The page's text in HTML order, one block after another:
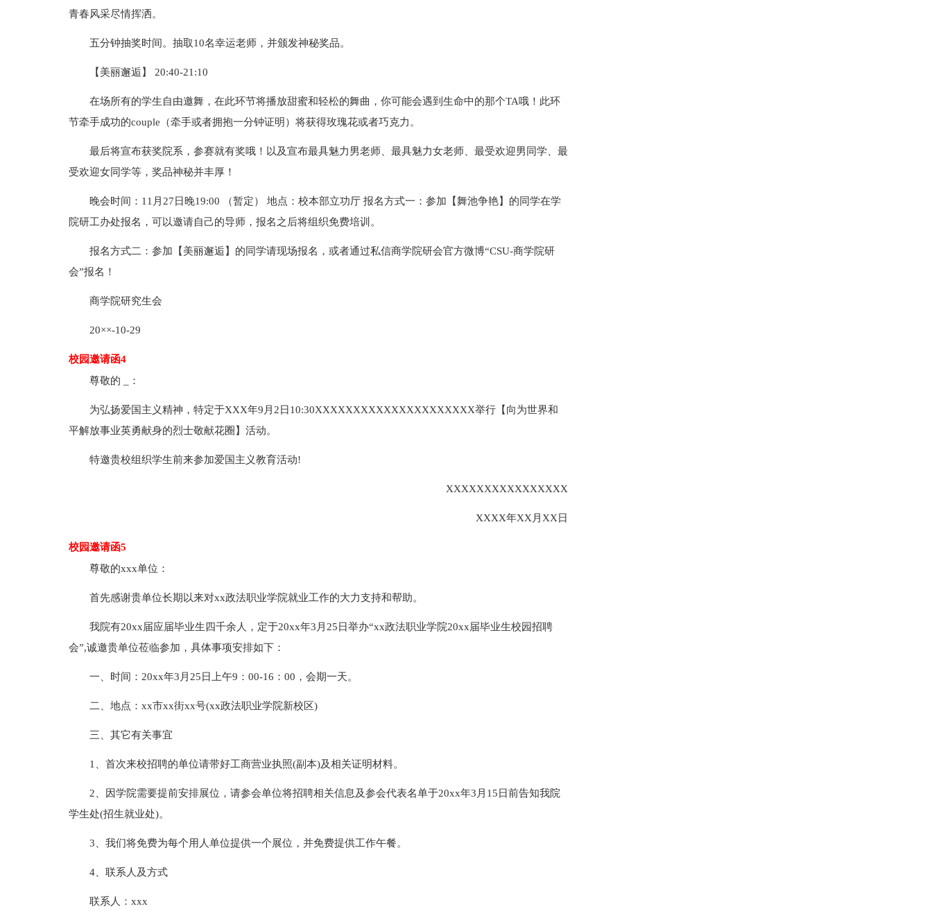
青春风采尽情挥洒。
五分钟抽奖时间。抽取10名幸运老师，并颁发神秘奖品。
【美丽邂逅】 20:40-21:10
在场所有的学生自由邀舞，在此环节将播放甜蜜和轻松的舞曲，你可能会遇到生命中的那个TA哦！此环
节牵手成功的couple（牵手或者拥抱一分钟证明）将获得玫瑰花或者巧克力。
最后将宣布获奖院系，参赛就有奖哦！以及宣布最具魅力男老师、最具魅力女老师、最受欢迎男同学、最
受欢迎女同学等，奖品神秘并丰厚！
晚会时间：11月27日晚19:00 （暂定） 地点：校本部立功厅 报名方式一：参加【舞池争艳】的同学在学
院研工办处报名，可以邀请自己的导师，报名之后将组织免费培训。
报名方式二：参加【美丽邂逅】的同学请现场报名，或者通过私信商学院研会官方微博“CSU-商学院研
会”报名！
商学院研究生会
20××-10-29
校园邀请函4
尊敬的 _：
为弘扬爱国主义精神，特定于XXX年9月2日10:30XXXXXXXXXXXXXXXXXXXXX举行【向为世界和
平解放事业英勇献身的烈士敬献花圈】活动。
特邀贵校组织学生前来参加爱国主义教育活动!
XXXXXXXXXXXXXXXX
XXXX年XX月XX日
校园邀请函5
尊敬的xxx单位：
首先感谢贵单位长期以来对xx政法职业学院就业工作的大力支持和帮助。
我院有20xx届应届毕业生四千余人，定于20xx年3月25日举办“xx政法职业学院20xx届毕业生校园招聘
会”,诚邀贵单位莅临参加，具体事项安排如下：
一、时间：20xx年3月25日上午9：00-16：00，会期一天。
二、地点：xx市xx街xx号(xx政法职业学院新校区)
三、其它有关事宜
1、首次来校招聘的单位请带好工商营业执照(副本)及相关证明材料。
2、因学院需要提前安排展位，请参会单位将招聘相关信息及参会代表名单于20xx年3月15日前告知我院
学生处(招生就业处)。
3、我们将免费为每个用人单位提供一个展位，并免费提供工作午餐。
4、联系人及方式
联系人：xxx